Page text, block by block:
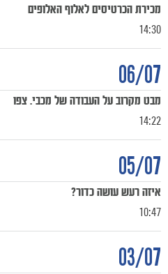
משחקים
ותוצאות
14:30
מכירת הכרטיסים לאלוף האלופים
06/07
14:22
מבט מקרוב על העבודה של מכבי. צפו
05/07
10:47
איזה רעש עושה כדור?
03/07